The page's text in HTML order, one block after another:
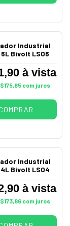
Industrial
Bivolt LS06
à vista
com juros
Industrial
Bivolt LS04
à vista
com juros